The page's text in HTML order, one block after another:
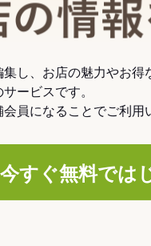
集し、お店の魅力やお得
ービスです。
員になることでご利用
今すぐ無料では